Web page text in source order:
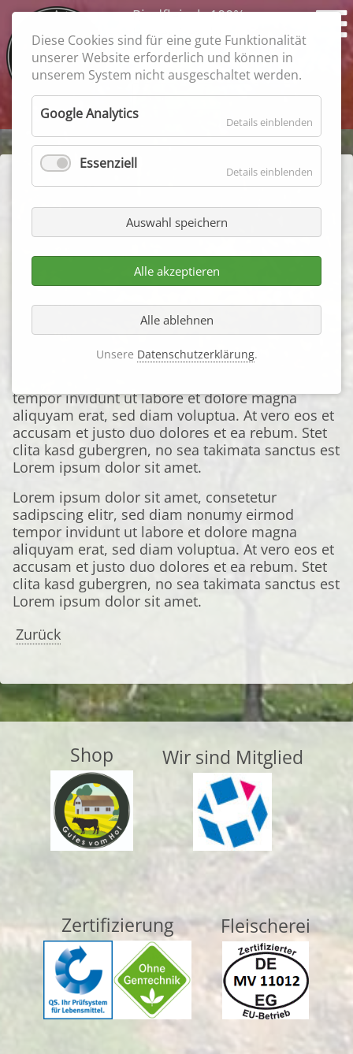
Rindfleisch 100%
Feiner Geschmack
garantiert
Suchbegriffe
Aktuelles
1. Termin
31.12.2016
Schwerin
Lorem ipsum dolor sit amet, consetetur
tempor invidunt ut labore et dolore magna
aliquyam erat, sed diam voluptua. At vero eos et
accusam et justo duo dolores et ea rebum. Stet
clita kasd gubergren, no sea takimata sanctus est
Lorem ipsum dolor sit amet.
Lorem ipsum dolor sit amet, consetetur
sadipscing elitr, sed diam nonumy eirmod
tempor invidunt ut labore et dolore magna
aliquyam erat, sed diam voluptua. At vero eos et
accusam et justo duo dolores et ea rebum. Stet
clita kasd gubergren, no sea takimata sanctus est
Lorem ipsum dolor sit amet.
Zurück
Shop Wir sind Mitglied
Zertifizierung Fleischerei
Diese Cookies sind für eine gute Funktionalität
unserer Website erforderlich und können in
unserem System nicht ausgeschaltet werden.
Google Analytics Details einblenden
Essenziell Details einblenden
Auswahl speichern
Alle akzeptieren
Alle ablehnen
Unsere Datenschutzerklärung.